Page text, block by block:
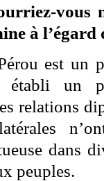
vous
à l’égard
est un
un
relations
dans
peuples.